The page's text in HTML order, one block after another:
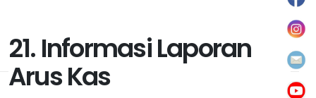
21. Informasi Laporan
Arus Kas